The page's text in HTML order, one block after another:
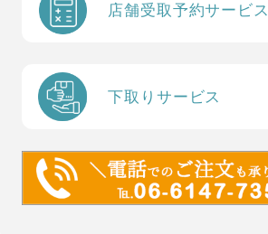
店舗受取予約サービス
下取りサービス